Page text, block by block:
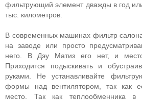
фильтрующий элемент дважды в год
тыс. километров.
В современных машинах фильтр
на заводе или просто
него. В Дэу Матиз его нет, и
Приходится подыскивать и
руками. Не устанавливайте
формы над вентилятором, так как
место. Так как теплообменника в